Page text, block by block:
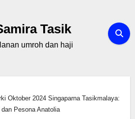
Tasik
umroh dan haji
Oktober 2024 Singaparna Tasikmalaya:
Pesona Anatolia